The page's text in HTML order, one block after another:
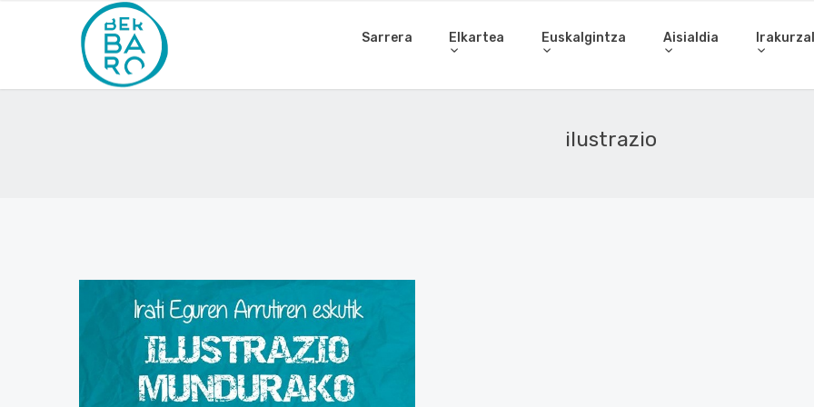
Sarrera Elkartea Euskalgintza Aisialdia
ilustrazio